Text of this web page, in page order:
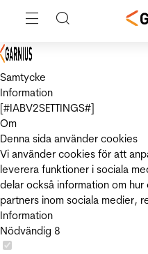
Samtycke
Information
[#IABV2SETTINGS#]
Om
Denna sida använder cookies
Vi använder cookies för att
leverera funktioner i sociala
delar också information om
partners inom sociala medier,
Information
Nödvändig 8